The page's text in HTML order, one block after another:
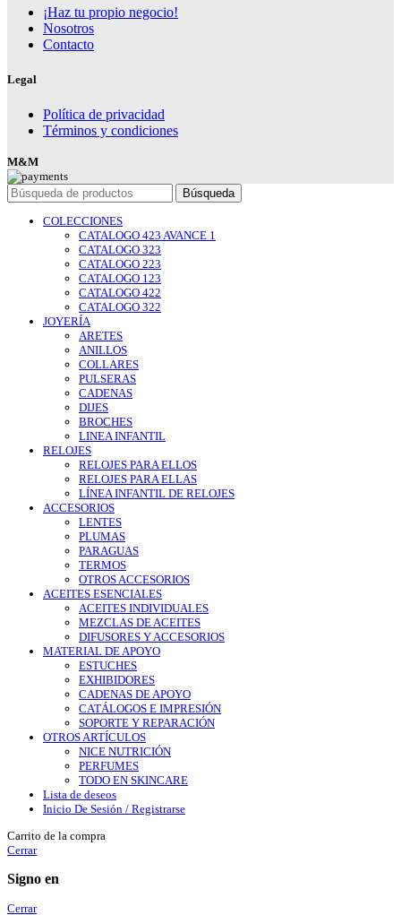
¡Haz tu propio negocio!
Nosotros
Contacto
Legal
Política de privacidad
Términos y condiciones
M&M
Búsqueda
COLECCIONES
CATALOGO 423 AVANCE 1
CATALOGO 323
CATALOGO 223
CATALOGO 123
CATALOGO 422
CATALOGO 322
JOYERÍA
ARETES
ANILLOS
COLLARES
PULSERAS
CADENAS
DIJES
BROCHES
LINEA INFANTIL
RELOJES
RELOJES PARA ELLOS
RELOJES PARA ELLAS
LÍNEA INFANTIL DE RELOJES
ACCESORIOS
LENTES
PLUMAS
PARAGUAS
TERMOS
OTROS ACCESORIOS
ACEITES ESENCIALES
ACEITES INDIVIDUALES
MEZCLAS DE ACEITES
DIFUSORES Y ACCESORIOS
MATERIAL DE APOYO
ESTUCHES
EXHIBIDORES
CADENAS DE APOYO
CATÁLOGOS E IMPRESIÓN
SOPORTE Y REPARACIÓN
OTROS ARTÍCULOS
NICE NUTRICIÓN
PERFUMES
TODO EN SKINCARE
Lista de deseos
Inicio De Sesión / Registrarse
Carrito de la compra
Cerrar
Signo en
Cerrar